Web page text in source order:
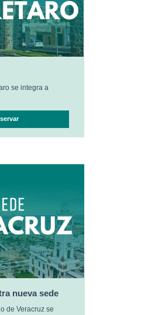
nueva sede
se integra a
de Veracruz se